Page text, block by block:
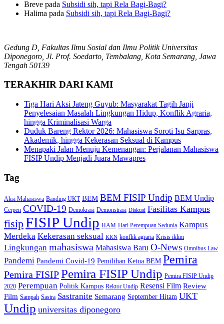
Breve pada Subsidi sih, tapi Rela Bagi-Bagi?
Halima pada Subsidi sih, tapi Rela Bagi-Bagi?
Gedung D, Fakultas Ilmu Sosial dan Ilmu Politik Universitas
Diponegoro, Jl. Prof. Soedarto, Tembalang, Kota Semarang, Jawa
Tengah 50139
TERAKHIR DARI KAMI
Tiga Hari Aksi Jateng Guyub: Masyarakat Tagih Janji
Penyelesaian Masalah Lingkungan Hidup, Konflik Agraria,
hingga Kriminalisasi Warga
Duduk Bareng Rektor 2026: Mahasiswa Soroti Isu Sarpras,
Akademik, hingga Kekerasan Seksual di Kampus
Menapaki Jalan Menuju Kemenangan: Perjalanan Mahasiswa
FISIP Undip Menjadi Juara Mawapres
Tag
Aksi Mahasiswa Banding UKT BEM BEM FISIP Undip BEM Undip
Cerpen COVID-19 Demokrasi Demonstrasi Diskusi Fasilitas Kampus
fisipFISIP Undip HAM Hari Perempuan Sedunia Kampus
Merdeka Kekerasan seksual KKN konflik agraria Krisis iklim
Lingkungan mahasiswa Mahasiswa Baru O-News Omnibus Law
Pandemi Pandemi Covid-19 Pemilihan Ketua BEM Pemira
Pemira FISIPPemira FISIP Undip Pemira FISIP Undip
2020 Perempuan Politik Kampus Rektor Undip Resensi Film Review
Film Sampah Sastra Sastranite Semarang September Hitam UKT
Undip universitas diponegoro